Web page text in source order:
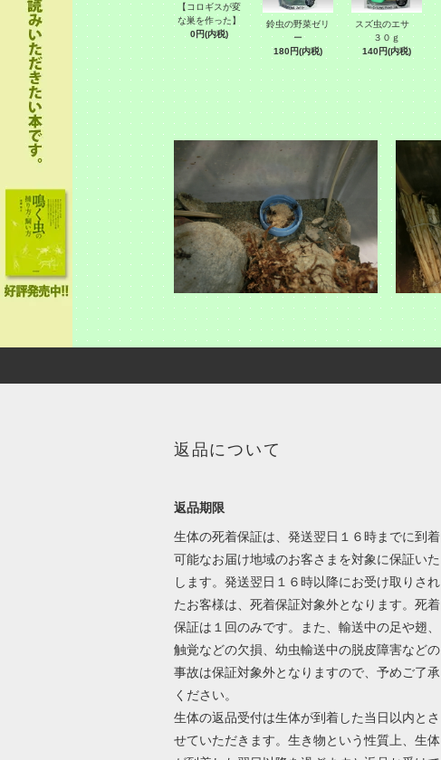
【コロギスが変
な巣を作った】
0円(内税)
鈴虫の野菜ゼリ
ー
180円(内税)
スズ虫のエサ
３０ｇ
140円(内税)
返品について
返品期限
生体の死着保証は、発送翌日１６時までに到着
可能なお届け地域のお客さまを対象に保証いた
します。発送翌日１６時以降にお受け取りされ
たお客様は、死着保証対象外となります。死着
保証は１回のみです。また、輸送中の足や翅、
触覚などの欠損、幼虫輸送中の脱皮障害などの
事故は保証対象外となりますので、予めご了承
ください。
生体の返品受付は生体が到着した当日以内とさ
せていただきます。生き物という性質上、生体